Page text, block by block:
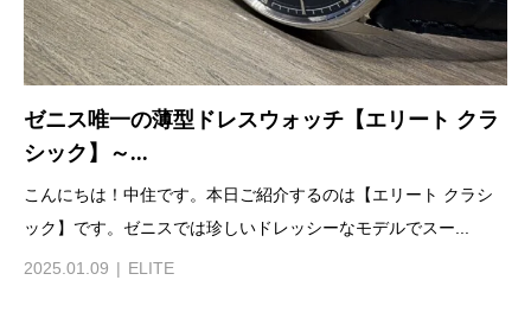
ゼニス唯一の薄型ドレスウォッチ【エリート クラ
シック】～...
こんにちは！中住です。本日ご紹介するのは【エリート クラシ
ック】です。ゼニスでは珍しいドレッシーなモデルでスー...
2025.01.09 ELITE